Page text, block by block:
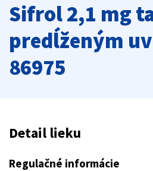
Sifrol 2,1 mg
predĺženým
86975
Detail lieku
Regulačné informácie